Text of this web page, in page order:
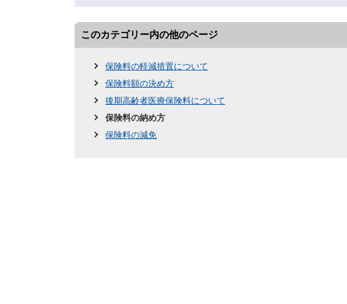
このカテゴリー内の他のページ
保険料の軽減措置について
保険料額の決め方
後期高齢者医療保険料について
保険料の納め方
保険料の減免